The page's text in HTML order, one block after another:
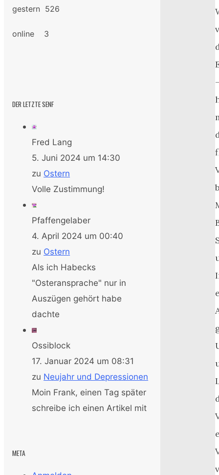
gestern 526
online 3
DER LETZTE SENF
Fred Lang
5. Juni 2024 um 14:30
zu Ostern
Volle Zustimmung!
Pfaffengelaber
4. April 2024 um 00:40
zu Ostern
Als ich Habecks
"Osteransprache" nur in
Auszügen gehört habe
dachte
Ossiblock
17. Januar 2024 um 08:31
zu Neujahr und Depressionen
Moin Frank, einen Tag später
schreibe ich einen Artikel mit
META